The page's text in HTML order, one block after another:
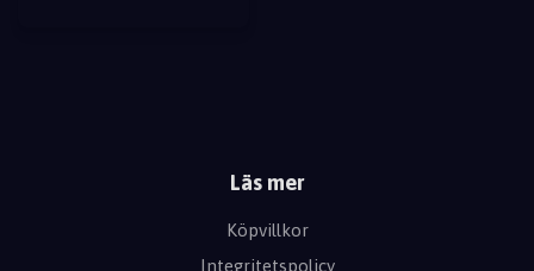
Läs mer
Köpvillkor
Integritetspolicy